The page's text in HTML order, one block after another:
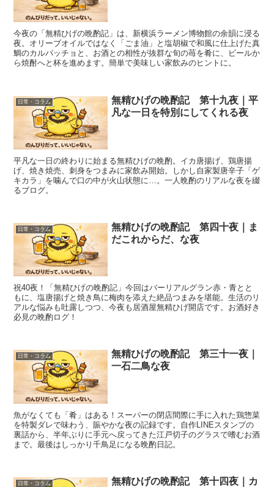
今夜の「無精ひげの晩酌記」は、新横浜ラーメン博物館の余韻に浸る
夜。オリーブオイルではなく「ごま油」と塩胡椒で和風に仕上げた真
鯛のカルパッチョと、お酒との相性が抜群な旬の苺を肴に、ビールか
ら焼酎へと杯を進めます。簡単で美味しい家飲みのヒントに。
日常・コラム
無精ひげの晩酌記 第十九夜｜平
凡な一日を特別にしてくれる夜
平凡な一日の終わりに始まる無精ひげの晩酌。イカ唐揚げ、鶏唐揚
げ、焼き焼売、刺身をつまみに家飲み開始。しかし自家製唐辛子「ゲ
キカラ」を噛んで口の中が火山状態に…。一人晩酌のリアルな夜を綴
るブログ。
日常・コラム
無精ひげの晩酌記 第四十夜｜ま
だこれからだ、な夜
祝40夜！「無精ひげの晩酌記」今回はバーリアルグラン赤・青とと
もに、塩唐揚げと焼き鳥に梅肉を添えた絶品つまみを堪能。生活のリ
アルな悩みも吐露しつつ、今夜も居酒屋無精ひげ開店です。お酒好き
必見の晩酌ログ！
日常・コラム
無精ひげの晩酌記 第三十一夜｜
一石二鳥な夜
魚がなくても「肴」はある！スーパーの閉店間際に手に入れた鶏惣菜
を特製ダレで味わう、賑やかな夜の記録です。自作LINEスタンプの
裏話から、半年ぶりに手元へ戻ってきた江戸切子のグラスで嗜むお酒
まで。最後はしっかり千鳥足になる晩酌日記。
日常・コラム
無精ひげの晩酌記 第十四夜｜カ